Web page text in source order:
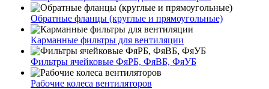
Обратные фланцы (круглые и прямоугольные)
Карманные фильтры для вентиляции
Фильтры ячейковые ФяРБ, ФяВБ, ФяУБ
Рабочие колеса вентиляторов